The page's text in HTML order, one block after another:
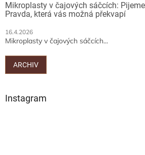
Mikroplasty v čajových sáčcích:
Pravda, která vás možná překvapí
16.4.2026
Mikroplasty v čajových sáčcích...
ARCHIV
Instagram